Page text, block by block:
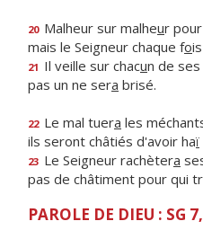
20 Malheur sur malheur
mais le Seigneur chaque fo
21 Il veille sur chacun de ses
pas un ne sera brisé.
22 Le mal tuera les
ils seront châtiés d'avoir haï
23 Le Seigneur rachètera
pas de châtiment pour qui
PAROLE DE DIEU : SG